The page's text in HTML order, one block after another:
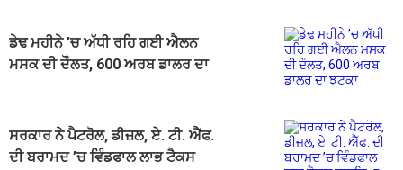
ਡੇਢ ਮਹੀਨੇ ’ਚ ਅੱਧੀ ਰਹਿ ਗਈ ਐਲਨ
ਮਸਕ ਦੀ ਦੌਲਤ, 600 ਅਰਬ ਡਾਲਰ ਦਾ
ਸਰਕਾਰ ਨੇ ਪੈਟਰੋਲ, ਡੀਜ਼ਲ, ਏ. ਟੀ. ਐੱਫ.
ਦੀ ਬਰਾਮਦ ’ਚ ਵਿੰਡਫਾਲ ਲਾਭ ਟੈਕਸ